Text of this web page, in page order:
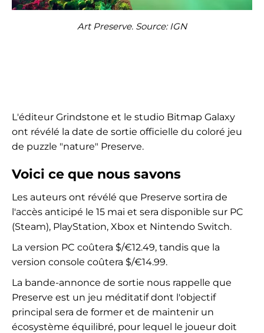
Art Preserve. Source: IGN
L'éditeur Grindstone et le studio Bitmap Galaxy
ont révélé la date de sortie officielle du coloré jeu
de puzzle "nature" Preserve.
Voici ce que nous savons
Les auteurs ont révélé que Preserve sortira de
l'accès anticipé le 15 mai et sera disponible sur PC
(Steam), PlayStation, Xbox et Nintendo Switch.
La version PC coûtera $/€12.49, tandis que la
version console coûtera $/€14.99.
La bande-annonce de sortie nous rappelle que
Preserve est un jeu méditatif dont l'objectif
principal sera de former et de maintenir un
écosystème équilibré, pour lequel le joueur doit